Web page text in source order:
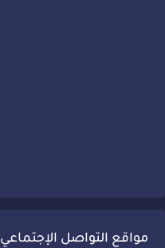
مواقع التواصل الإجتماعي